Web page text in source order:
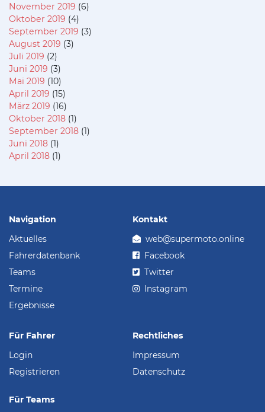
November 2019 (6)
Oktober 2019 (4)
September 2019 (3)
August 2019 (3)
Juli 2019 (2)
Juni 2019 (3)
Mai 2019 (10)
April 2019 (15)
März 2019 (16)
Oktober 2018 (1)
September 2018 (1)
Juni 2018 (1)
April 2018 (1)
Navigation
Aktuelles
Fahrerdatenbank
Teams
Termine
Ergebnisse
Kontakt
web@supermoto.online
Facebook
Twitter
Instagram
Für Fahrer
Login
Registrieren
Für Teams
Rechtliches
Impressum
Datenschutz